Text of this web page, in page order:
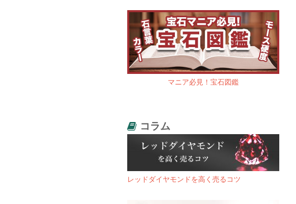
マニア必見！宝石図鑑
コラム
レッドダイヤモンドを高く売るコツ